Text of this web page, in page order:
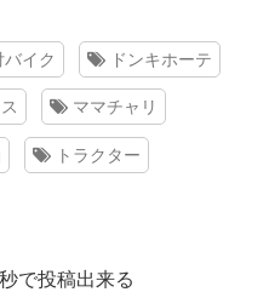
バイク ドンキホーテ
ママチャリ
トラクター
で投稿出来る